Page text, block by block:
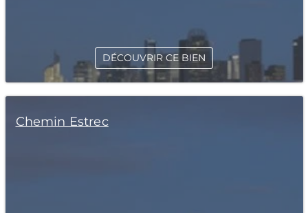
DÉCOUVRIR CE BIEN
Chemin Estrec